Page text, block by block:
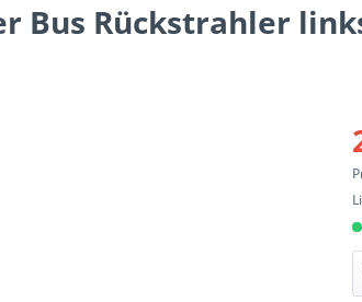
Bus Rückstrahler